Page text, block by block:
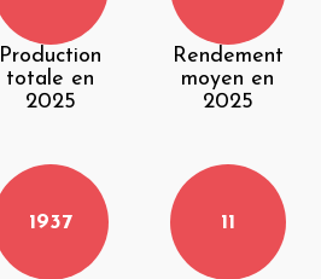
Production
totale en
2025
Rendement
moyen en
2025
1937 11